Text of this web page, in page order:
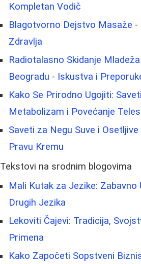
Kompletan Vodič
Blagotvorno Dejstvo Masaže -
Zdravlja
Radiotalasno Skidanje
Beogradu - Iskustva i
Kako Se Prirodno Ugojiti:
Metabolizam i Povećanje
Saveti za Negu Suve i
Pravu Kremu
Tekstovi na srodnim blogovima
Mali Kutak za Jezike: Zabavno
Drugih Jezika
Lekoviti Čajevi: Tradicija,
Primena
Kako Započeti Sopstveni